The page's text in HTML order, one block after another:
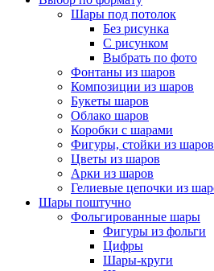
Шары под потолок
Без рисунка
С рисунком
Выбрать по фото
Фонтаны из шаров
Композиции из шаров
Букеты шаров
Облако шаров
Коробки с шарами
Фигуры, стойки из шаров
Цветы из шаров
Арки из шаров
Гелиевые цепочки из
Шары поштучно
Фольгированные шары
Фигуры из фольги
Цифры
Шары-круги